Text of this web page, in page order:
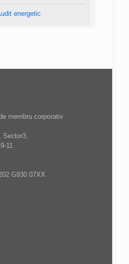
energetic
membru corporativ
Sector3,
11
G930 07XX